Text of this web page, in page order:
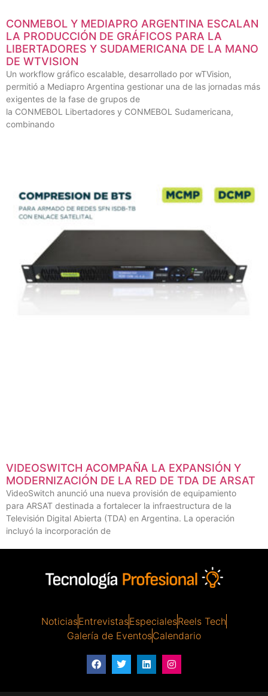
CONMEBOL Y MEDIAPRO ARGENTINA ESCALAN
LA PRODUCCIÓN DE GRÁFICOS PARA LA
LIBERTADORES Y SUDAMERICANA DE LA MANO
DE WTVISION
Un workflow gráfico escalable, desarrollado por wTVision,
permitió a Mediapro Argentina gestionar una de las jornadas más
exigentes de la fase de grupos de
la CONMEBOL Libertadores y CONMEBOL Sudamericana,
combinando
VIDEOSWITCH ACOMPAÑA LA EXPANSIÓN Y
MODERNIZACIÓN DE LA RED DE TDA DE ARSAT
VideoSwitch anunció una nueva provisión de equipamiento
para ARSAT destinada a fortalecer la infraestructura de la
Televisión Digital Abierta (TDA) en Argentina. La operación
incluyó la incorporación de
NoticiasEntrevistasEspecialesReels Tech
Galería de EventosCalendario